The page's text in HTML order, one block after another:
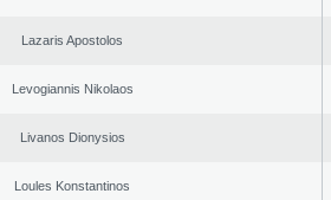
Lazaris Apostolos
Levogiannis Nikolaos
Livanos Dionysios
Loules Konstantinos